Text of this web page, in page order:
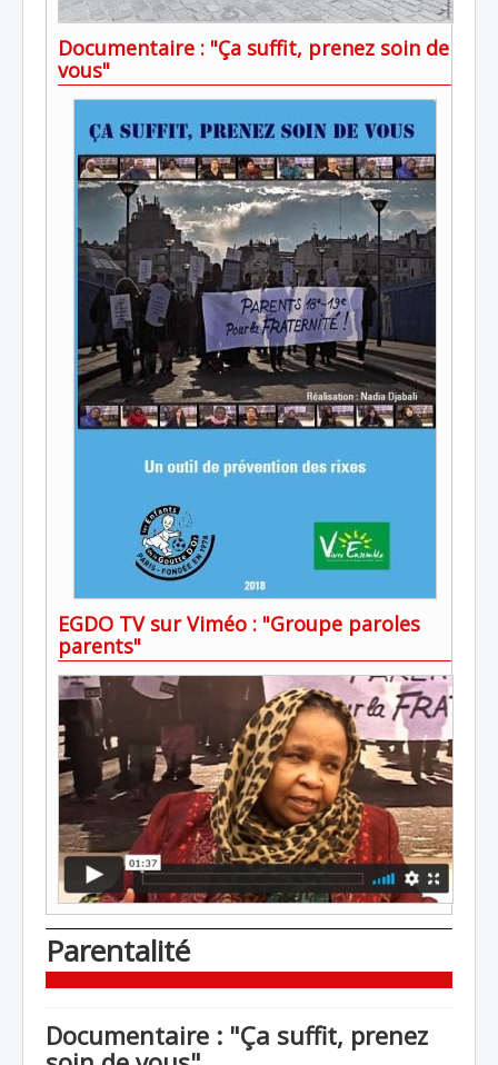
Documentaire : "Ça suffit, prenez soin de
vous"
EGDO TV sur Viméo : "Groupe paroles
parents"
Parentalité
Documentaire : "Ça suffit, prenez